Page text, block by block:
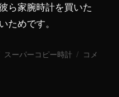
ら家腕時計を買いた
ためです。
タ
スーパーコピー時計
ブ
コメ